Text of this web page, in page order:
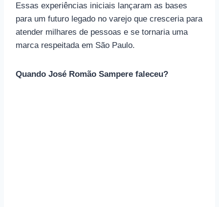
Essas experiências iniciais lançaram as bases
para um futuro legado no varejo que cresceria para
atender milhares de pessoas e se tornaria uma
marca respeitada em São Paulo.
Quando José Romão Sampere faleceu?